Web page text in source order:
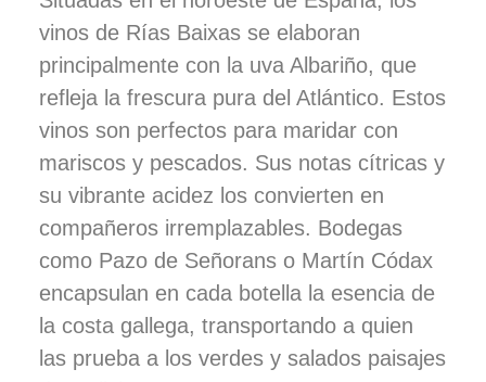
vinos de Rías Baixas se elaboran
principalmente con la uva Albariño, que
refleja la frescura pura del Atlántico. Estos
vinos son perfectos para maridar con
mariscos y pescados. Sus notas cítricas y
su vibrante acidez los convierten en
compañeros irremplazables. Bodegas
como Pazo de Señorans o Martín Códax
encapsulan en cada botella la esencia de
la costa gallega, transportando a quien
las prueba a los verdes y salados paisajes